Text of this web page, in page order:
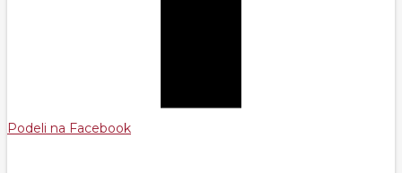
Podeli na Facebook